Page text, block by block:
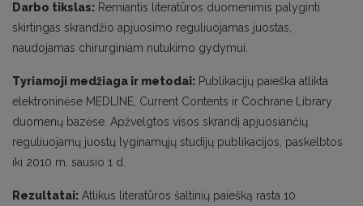
Darbo tikslas: Remiantis literatūros duomenimis palyginti
skirtingas skrandžio apjuosimo reguliuojamas juostas,
naudojamas chirurginiam nutukimo gydymui.
Tyriamoji medžiaga ir metodai: Publikacijų paieška atlikta
elektroninėse MEDLINE, Current Contents ir Cochrane Library
duomenų bazėse. Apžvelgtos visos skrandį apjuosiančių
reguliuojamų juostų lyginamųjų studijų publikacijos, paskelbtos
iki 2010 m. sausio 1 d.
Rezultatai: Atlikus literatūros šaltinių paiešką rasta 10